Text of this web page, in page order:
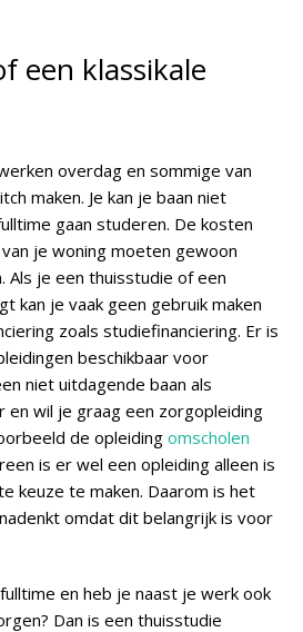
een klassikale
overdag en sommige van
maken. Je kan je baan niet
gaan studeren. De kosten
je woning moeten gewoon
Als je een thuisstudie of een
kan je vaak geen gebruik maken
zoals studiefinanciering. Er is
beschikbaar voor
niet uitdagende baan als
wil je graag een zorgopleiding
de opleiding omscholen
is er wel een opleiding alleen is
keuze te maken. Daarom is het
omdat dit belangrijk is voor
en heb je naast je werk ook
Dan is een thuisstudie